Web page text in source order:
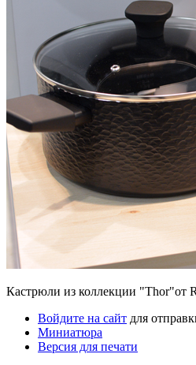
Кастрюли из коллекции "Thor"от
Войдите на сайт для
Миниатюра
Версия для печати